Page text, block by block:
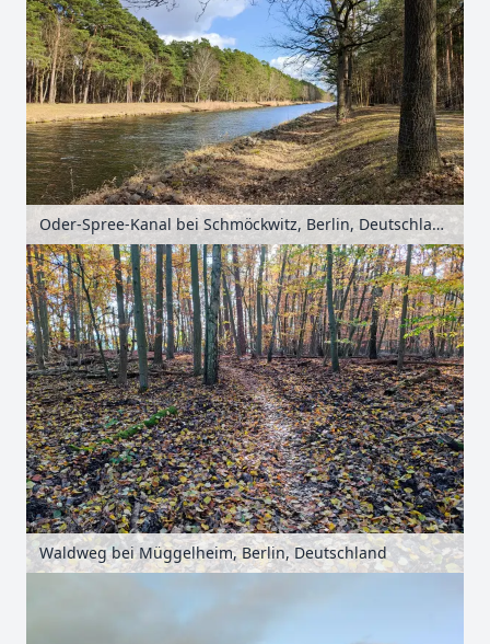
Oder-Spree-Kanal bei Schmöckwitz, Berlin, Deutschland
Waldweg bei Müggelheim, Berlin, Deutschland